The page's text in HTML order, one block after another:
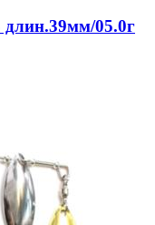
длин.39мм/05.0г